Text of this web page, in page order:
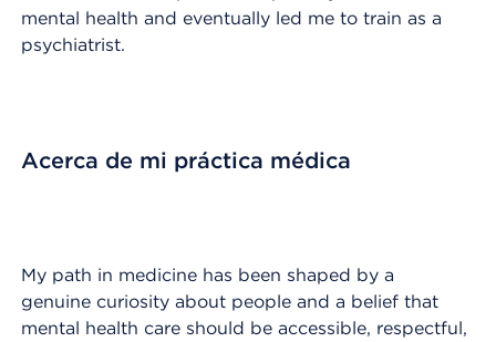
mental health and eventually led me to train as a
psychiatrist.
Acerca de mi práctica médica
My path in medicine has been shaped by a
genuine curiosity about people and a belief that
mental health care should be accessible, respectful,